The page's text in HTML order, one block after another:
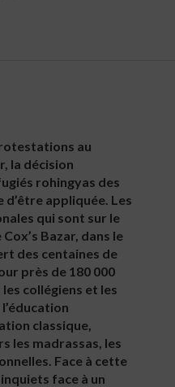
au
la décision
rohingyas des
appliquée. Les
qui sont sur le
Bazar, dans le
des centaines de
près de 180 000
collégiens et les
classique,
les madrassas, les
Face à cette
face à un